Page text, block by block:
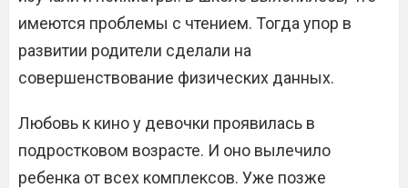
имеются проблемы с чтением. Тогда упор в
развитии родители сделали на
совершенствование физических данных.
Любовь к кино у девочки проявилась в
подростковом возрасте. И оно вылечило
ребенка от всех комплексов. Уже позже